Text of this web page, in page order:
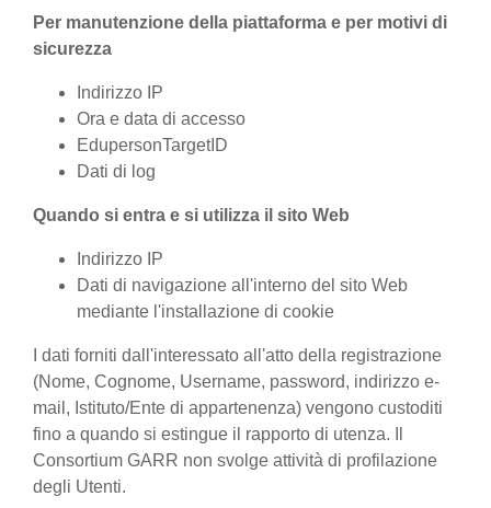
Per manutenzione della piattaforma e per motivi di
sicurezza
Indirizzo IP
Ora e data di accesso
EdupersonTargetID
Dati di log
Quando si entra e si utilizza il sito Web
Indirizzo IP
Dati di navigazione all'interno del sito Web
mediante l'installazione di cookie
I dati forniti dall'interessato all'atto della registrazione
(Nome, Cognome, Username, password, indirizzo e-
mail, Istituto/Ente di appartenenza) vengono custoditi
fino a quando si estingue il rapporto di utenza. Il
Consortium GARR non svolge attività di profilazione
degli Utenti.